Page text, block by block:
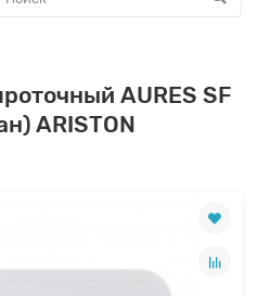
AURES SF
ARISTON